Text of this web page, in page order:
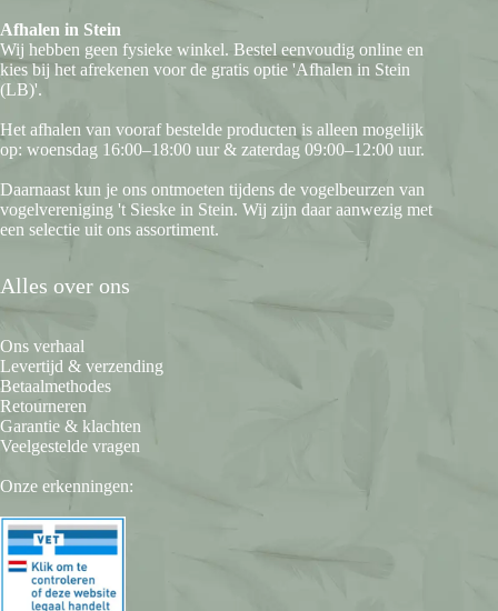
Afhalen in Stein
Wij hebben geen fysieke winkel. Bestel eenvoudig online en
kies bij het afrekenen voor de gratis optie 'Afhalen in Stein
(LB)'.
Het afhalen van vooraf bestelde producten is alleen mogelijk
op: woensdag 16:00–18:00 uur & zaterdag 09:00–12:00 uur.
Daarnaast kun je ons ontmoeten tijdens de vogelbeurzen van
vogelvereniging 't Sieske in Stein. Wij zijn daar aanwezig met
een selectie uit ons assortiment.
Alles over ons
Ons verhaal
Levertijd & verzending
Betaalmethodes
Retourneren
Garantie & klachten
Veelgestelde vragen
Onze erkenningen: